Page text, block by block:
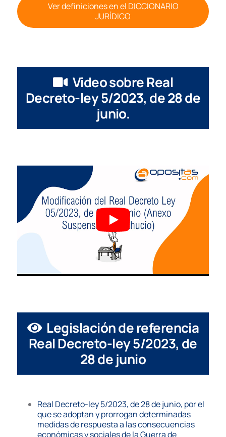
Ver definiciones en el DICCIONARIO
JURÍDICO
Video sobre Real
Decreto-ley 5/2023, de 28 de
junio.
Legislación de referencia
Real Decreto-ley 5/2023, de
28 de junio
Real Decreto-ley 5/2023, de 28 de junio, por el
que se adoptan y prorrogan determinadas
medidas de respuesta a las consecuencias
económicas y sociales de la Guerra de